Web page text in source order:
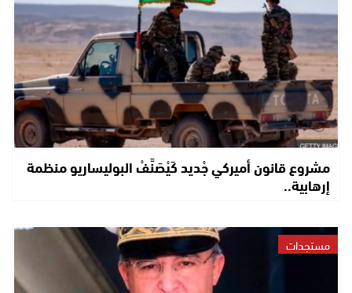
مشروع قانون أميركي جْديد كَيْصَنَّفْ البوليساريو منظمة
إرهابية..
مستجدات